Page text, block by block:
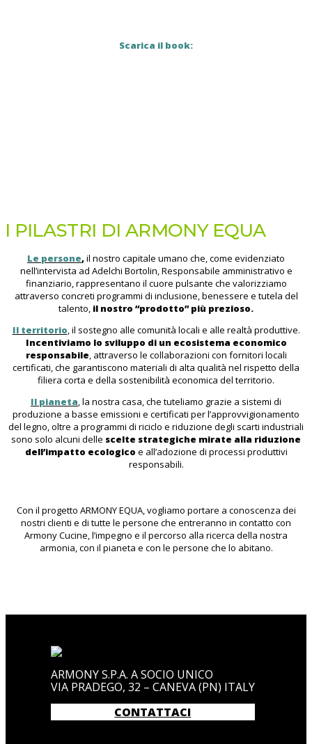
Scarica il book:
I PILASTRI DI ARMONY EQUA
Le persone,il nostro capitale umano che, come evidenziato
nell’intervista ad Adelchi Bortolin, Responsabile amministrativo e
finanziario, rappresentano il cuore pulsante che valorizziamo
attraverso concreti programmi di inclusione, benessere e tutela del
talento, il nostro “prodotto” più prezioso.
Il territorio, il sostegno alle comunità locali e alle realtà produttive.
Incentiviamo lo sviluppo di un ecosistema economico
responsabile, attraverso le collaborazioni con fornitori locali
certificati, che garantiscono materiali di alta qualità nel rispetto della
filiera corta e della sostenibilità economica del territorio.
Il pianeta, la nostra casa, che tuteliamo grazie a sistemi di
produzione a basse emissioni e certificati per l’approvvigionamento
del legno, oltre a programmi di riciclo e riduzione degli scarti industriali
sono solo alcuni delle scelte strategiche mirate alla riduzione
dell’impatto ecologico e all’adozione di processi produttivi
responsabili.
Con il progetto ARMONY EQUA, vogliamo portare a conoscenza dei
nostri clienti e di tutte le persone che entreranno in contatto con
Armony Cucine, l’impegno e il percorso alla ricerca della nostra
armonia, con il pianeta e con le persone che lo abitano.
ARMONY S.P.A. A SOCIO UNICO
VIA PRADEGO, 32 – CANEVA (PN) ITALY
CONTATTACI